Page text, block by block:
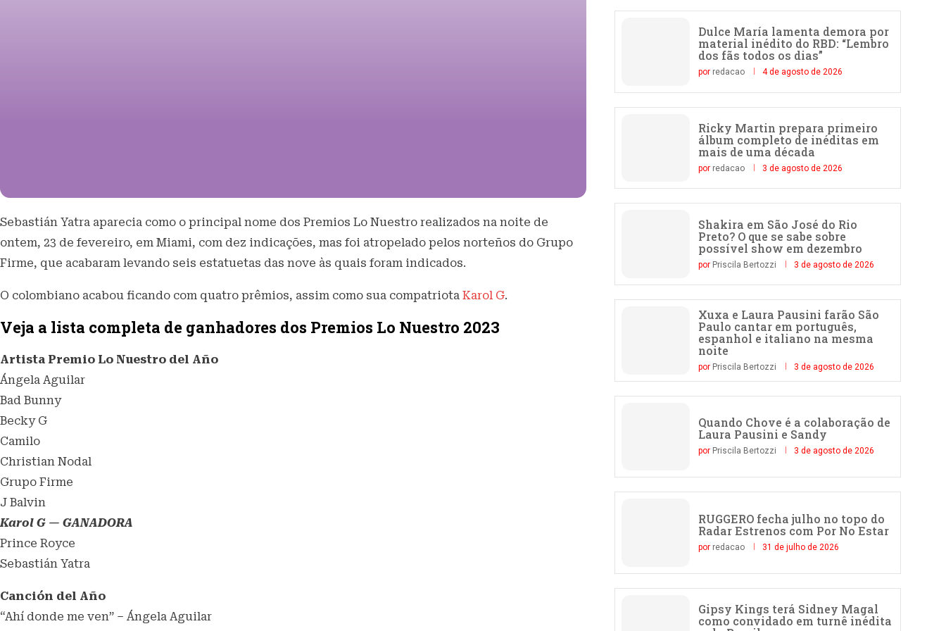
Sebastián Yatra aparecia como o principal nome dos Premios Lo Nuestro realizados na noite de
ontem, 23 de fevereiro, em Miami, com dez indicações, mas foi atropelado pelos norteños do Grupo
Firme, que acabaram levando seis estatuetas das nove às quais foram indicados.
O colombiano acabou ficando com quatro prêmios, assim como sua compatriota Karol G.
Veja a lista completa de ganhadores dos Premios Lo Nuestro 2023
Artista Premio Lo Nuestro del Año
Ángela Aguilar
Bad Bunny
Becky G
Camilo
Christian Nodal
Grupo Firme
J Balvin
Karol G — GANADORA
Prince Royce
Sebastián Yatra
Canción del Año
“Ahí donde me ven” – Ángela Aguilar
Dulce María lamenta demora por
material inédito do RBD: “Lembro
dos fãs todos os dias”
por redacao 4 de agosto de 2026
Ricky Martin prepara primeiro
álbum completo de inéditas em
mais de uma década
por redacao 3 de agosto de 2026
Shakira em São José do Rio
Preto? O que se sabe sobre
possível show em dezembro
por Priscila Bertozzi 3 de agosto de 2026
Xuxa e Laura Pausini farão São
Paulo cantar em português,
espanhol e italiano na mesma
noite
por Priscila Bertozzi 3 de agosto de 2026
Quando Chove é a colaboração de
Laura Pausini e Sandy
por Priscila Bertozzi 3 de agosto de 2026
RUGGERO fecha julho no topo do
Radar Estrenos com Por No Estar
por redacao 31 de julho de 2026
Gipsy Kings terá Sidney Magal
como convidado em turnê inédita